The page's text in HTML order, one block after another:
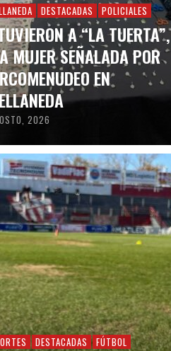
DESTACADAS POLICIALES
A “LA TUERTA”,
MUJER SEÑALADA POR
EN
2026
DESTACADAS FÚTBOL